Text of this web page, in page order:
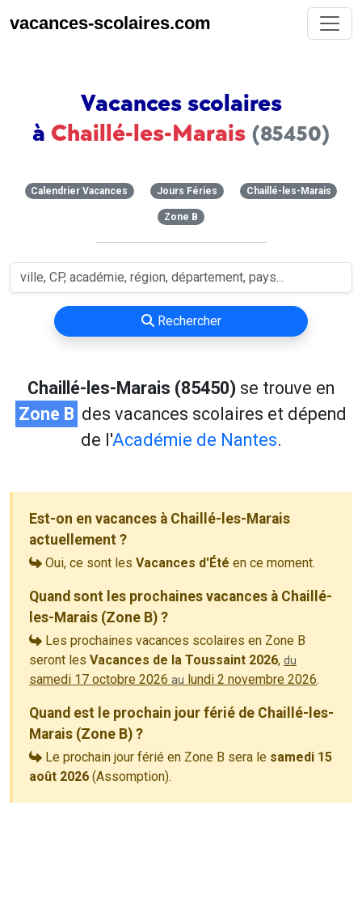
vacances-scolaires.com
Vacances scolaires
à Chaillé-les-Marais (85450)
Calendrier Vacances Jours Féries Chaillé-les-Marais
Zone B
Rechercher
Chaillé-les-Marais (85450) se trouve en
Zone B des vacances scolaires et dépend
de l'Académie de Nantes.
Est-on en vacances à Chaillé-les-Marais
actuellement ?
Oui, ce sont les Vacances d'Été en ce moment.
Quand sont les prochaines vacances à Chaillé-
les-Marais (Zone B) ?
Les prochaines vacances scolaires en Zone B
seront les Vacances de la Toussaint 2026, du
samedi 17 octobre 2026 au lundi 2 novembre 2026.
Quand est le prochain jour férié de Chaillé-les-
Marais (Zone B) ?
Le prochain jour férié en Zone B sera le samedi 15
août 2026 (Assomption).